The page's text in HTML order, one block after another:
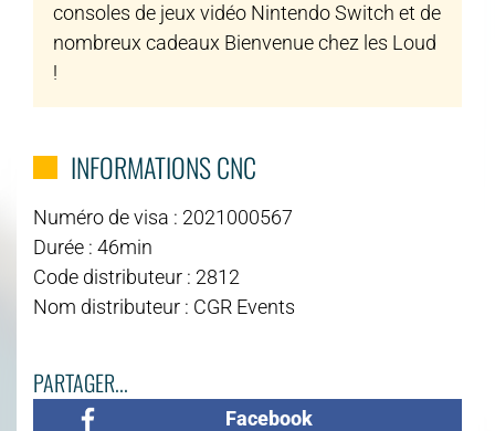
consoles de jeux vidéo Nintendo Switch et de
nombreux cadeaux Bienvenue chez les Loud
!
INFORMATIONS CNC
Numéro de visa : 2021000567
Durée : 46min
Code distributeur : 2812
Nom distributeur : CGR Events
PARTAGER...
Facebook